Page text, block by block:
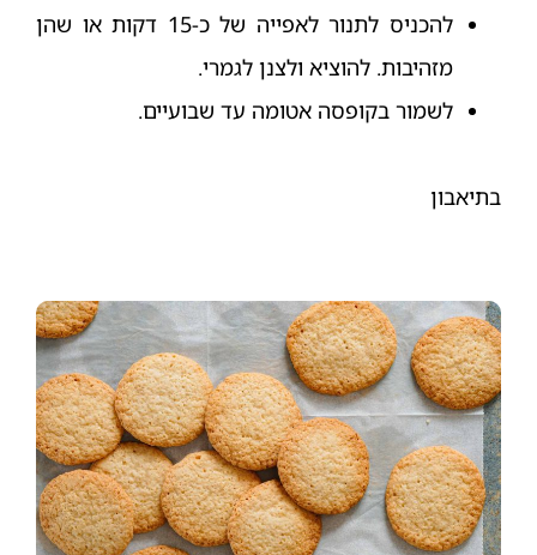
להכניס לתנור לאפייה של כ-15 דקות או שהן
מזהיבות. להוציא ולצנן לגמרי.
לשמור בקופסה אטומה עד שבועיים.
בתיאבון